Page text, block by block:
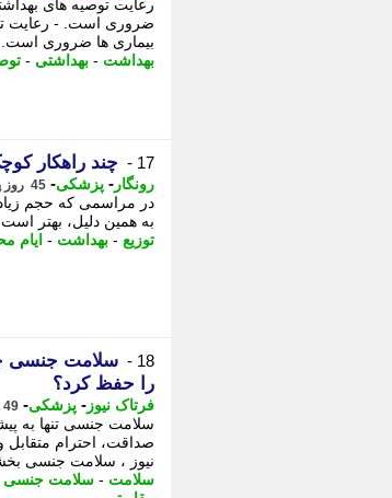
رعایت توصیه های
ضروری است. - رعایت
بیماری ها ضروری است.
بهداشت - بهداشتی -
17 - چند راهکار
رونگار - پزشکی- 45 روز پیش - چهارشنبه 3 تیر 1405، 15:27
در مراسمی که حجم
به همین دلیل، بهتر
توزیع - بهداشت - ایام
18 -
سلامت جنسی
را حفظ کرد؟
فرتاک نیوز - پزشکی- 49 روز پیش - شنبه 30 خرداد 1405، 00:20
سلامت جنسی تنها به
صداقت، احترام
نیوز ، سلامت جنسی
سلامت - سلامت جنسی